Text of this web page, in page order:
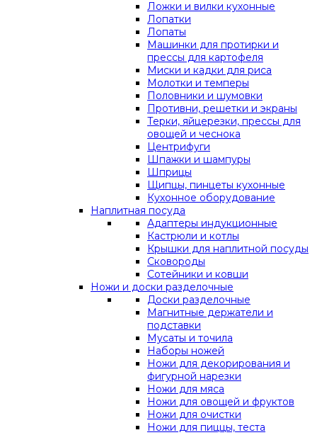
Ложки и вилки кухонные
Лопатки
Лопаты
Машинки для протирки и
прессы для картофеля
Миски и кадки для риса
Молотки и темперы
Половники и шумовки
Противни, решетки и экраны
Терки, яйцерезки, прессы для
овощей и чеснока
Центрифуги
Шпажки и шампуры
Шприцы
Щипцы, пинцеты кухонные
Кухонное оборудование
Наплитная посуда
Адаптеры индукционные
Кастрюли и котлы
Крышки для наплитной посуды
Сковороды
Сотейники и ковши
Ножи и доски разделочные
Доски разделочные
Магнитные держатели и
подставки
Мусаты и точила
Наборы ножей
Ножи для декорирования и
фигурной нарезки
Ножи для мяса
Ножи для овощей и фруктов
Ножи для очистки
Ножи для пиццы, теста